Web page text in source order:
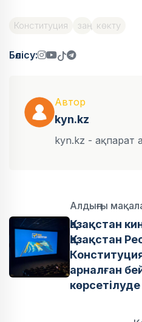
Конституция заң көкту
Бөлісу:
Автор
kyn.kz
kyn.kz - ақпарат
Алдыңғы
Қазақстан
Қазақстан
арналған
көрсетілуде